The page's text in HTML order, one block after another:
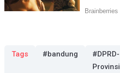
Tags #bandung
#DPRD-
Provinsi